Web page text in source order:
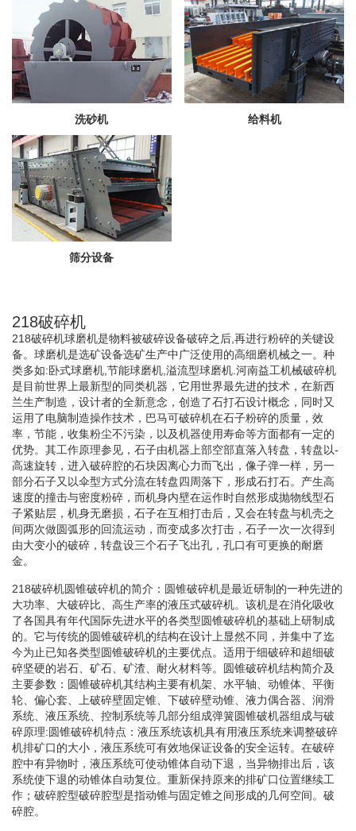
洗砂机 给料机
筛分设备
218破碎机
218破碎机球磨机是物料被破碎设备破碎之后,再进行粉碎的关键设
备。球磨机是选矿设备选矿生产中广泛使用的高细磨机械之一。种
类多如:卧式球磨机,节能球磨机,溢流型球磨机.河南益工机械破碎机
是目前世界上最新型的同类机器，它用世界最先进的技术，在新西
兰生产制造，设计者的全新意念，创造了石打石设计概念，同时又
运用了电脑制造操作技术，巴马可破碎机在石子粉碎的质量，效
率，节能，收集粉尘不污染，以及机器使用寿命等方面都有一定的
优势。其工作原理参见，石子由机器上部空部直落入转盘，转盘以-
高速旋转，进入破碎腔的石块因离心力而飞出，像子弹一样，另一
部分石子又以伞型方式分流在转盘四周落下，形成石打石。产生高
速度的撞击与密度粉碎，而机身内壁在运作时自然形成抛物线型石
子紧贴层，机身无磨损，石子在互相打击后，又会在转盘与机壳之
间两次做圆弧形的回流运动，而变成多次打击，石子一次一次得到
由大变小的破碎，转盘设三个石子飞出孔，孔口有可更换的耐磨
金。
218破碎机圆锥破碎机的简介：圆锥破碎机是最近研制的一种先进的
大功率、大破碎比、高生产率的液压式破碎机。该机是在消化吸收
了各国具有年代国际先进水平的各类型圆锥破碎机的基础上研制成
的。它与传统的圆锥破碎机的结构在设计上显然不同，并集中了迄
今为止已知各类型圆锥破碎机的主要优点。适用于细破碎和超细破
碎坚硬的岩石、矿石、矿渣、耐火材料等。圆锥破碎机结构简介及
主要参数：圆锥破碎机其结构主要有机架、水平轴、动锥体、平衡
轮、偏心套、上破碎壁固定锥、下破碎壁动锥、液力偶合器、润滑
系统、液压系统、控制系统等几部分组成弹簧圆锥破机器组成与破
碎原理:圆锥破碎机特点：液压系统该机具有用液压系统来调整破碎
机排矿口的大小，液压系统可有效地保证设备的安全运转。在破碎
腔中有异物时，液压系统可使动锥体自动下退，当异物排出后，该
系统使下退的动锥体自动复位。重新保持原来的排矿口位置继续工
作；破碎腔型破碎腔型是指动锥与固定锥之间形成的几何空间。破
碎腔。